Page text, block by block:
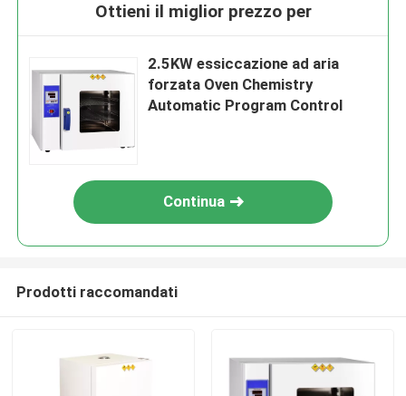
Ottieni il miglior prezzo per
2.5KW essiccazione ad aria
forzata Oven Chemistry
Automatic Program Control
Continua
Prodotti raccomandati